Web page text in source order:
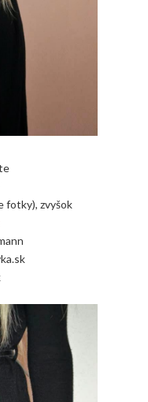
fotky), zvyšok